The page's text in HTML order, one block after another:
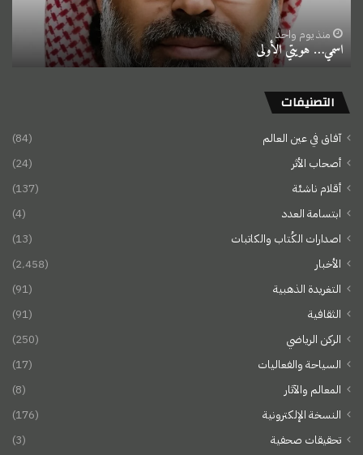
منذ يوم واحد
اسمي… هويتي الأولى
التصنيفات
آفاق في عين العالم
(84)
أصحاب الأثر
(24)
أقلام ناشئة
(137)
ابتسامة العدد
(4)
اصدارات الكُتاب والكاتبات
(13)
الأخبار
(2٬458)
التغريدة الذهبية
(91)
الثقافية
(91)
الركن الرياضي
(250)
السياحة والفعاليات
(17)
المعالم والآثار
(8)
النسخة الإلكترونية
(176)
تحقيقات صحفية
(3)